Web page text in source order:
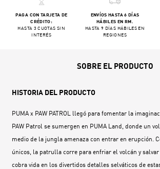
PAGA CON TARJETA DE
CRÉDITO:
HASTA 3 CUOTAS SIN
INTERÉS
ENVÍOS HASTA 6 DÍAS
HÁBILES EN RM.
HASTA 9 DÍAS HÁBILES EN
REGIONES
SOBRE EL PRODUCTO
HISTORIA DEL PRODUCTO
PUMA x PAW PATROL llegó para fomentar la
PAW Patrol se sumergen en PUMA Land, donde un
medio de la jungla amenaza con entrar en erupción.
únicos, la patrulla corre para enfriar el volcán y salvar
cobra vida en los divertidos detalles selváticos de